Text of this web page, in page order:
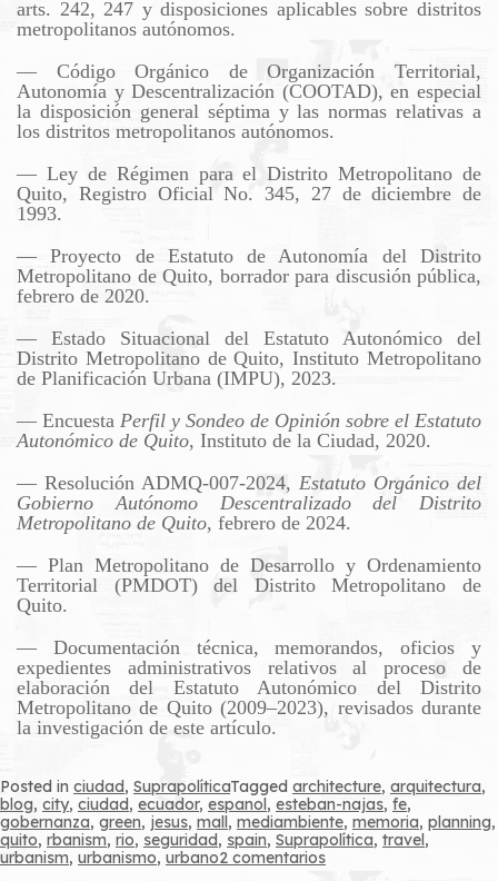
arts. 242, 247 y disposiciones aplicables sobre distritos
metropolitanos autónomos.
— Código Orgánico de Organización Territorial,
Autonomía y Descentralización (COOTAD), en especial
la disposición general séptima y las normas relativas a
los distritos metropolitanos autónomos.
— Ley de Régimen para el Distrito Metropolitano de
Quito, Registro Oficial No. 345, 27 de diciembre de
1993.
— Proyecto de Estatuto de Autonomía del Distrito
Metropolitano de Quito, borrador para discusión pública,
febrero de 2020.
— Estado Situacional del Estatuto Autonómico del
Distrito Metropolitano de Quito, Instituto Metropolitano
de Planificación Urbana (IMPU), 2023.
— Encuesta Perfil y Sondeo de Opinión sobre el Estatuto
Autonómico de Quito, Instituto de la Ciudad, 2020.
— Resolución ADMQ-007-2024, Estatuto Orgánico del
Gobierno Autónomo Descentralizado del Distrito
Metropolitano de Quito, febrero de 2024.
— Plan Metropolitano de Desarrollo y Ordenamiento
Territorial (PMDOT) del Distrito Metropolitano de
Quito.
— Documentación técnica, memorandos, oficios y
expedientes administrativos relativos al proceso de
elaboración del Estatuto Autonómico del Distrito
Metropolitano de Quito (2009–2023), revisados durante
la investigación de este artículo.
Posted in ciudad, SuprapolíticaTagged architecture, arquitectura,
blog, city, ciudad, ecuador, espanol, esteban-najas, fe,
gobernanza, green, jesus, mall, mediambiente, memoria, planning,
quito, rbanism, rio, seguridad, spain, Suprapolítica, travel,
urbanism, urbanismo, urbano2 comentariosen